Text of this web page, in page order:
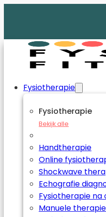
Fysiotherapie
Fysiotherapie
Bekijk alle
Handtherapie
Online
Shockwave
Echografie
Fysiotherapie na
Manuele